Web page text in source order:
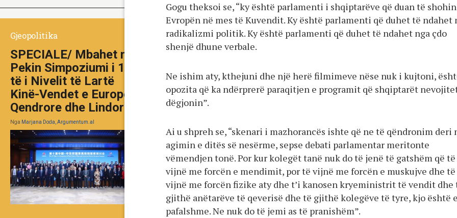
Gogu theksoi se, “ky është parlamenti i shqiptarëve që duan të shohin
Evropën në mes të Kuvendit. Ky është parlamenti që duhet të ndahet
radikalizmi politik. Ky është parlamenti që duhet të ndahet nga çdo
shenjë dhune verbale.
Ne ishim aty, kthejuni dhe një herë filmimeve nëse nuk i kujtoni,
opozita që ka ndërprerë paraqitjen e programit që shqiptarët
dëgjonin”.
Ai u shpreh se, “skenari i mazhorancës ishte që ne të qëndronim deri
agimin e ditës së nesërme, sepse debati parlamentar meritonte
vëmendjen tonë. Por kur kolegët tanë nuk do të jenë të gatshëm që të
vijnë me forcën e mendimit, por të vijnë me forcën e muskujve dhe të
vijnë me forcën fizike aty dhe t’i kanosen kryeministrit të vendit dhe
gjithë anëtarëve të qeverisë dhe të gjithë kolegëve të tyre, kjo është e
pafalshme. Ne nuk do të jemi as të pranishëm”.
Gjeopolitika
SPECIALE/ Mbahet në
Pekin Simpoziumi i 10-
të i Nivelit të Lartë
Kinë-Vendet e Europës
Qendrore dhe Lindore
Nga Marjana Doda, Argumentum.al